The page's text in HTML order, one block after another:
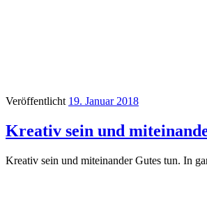
Veröffentlicht 19. Januar 2018
Kreativ sein und
Kreativ sein und miteinander Gutes tun. In